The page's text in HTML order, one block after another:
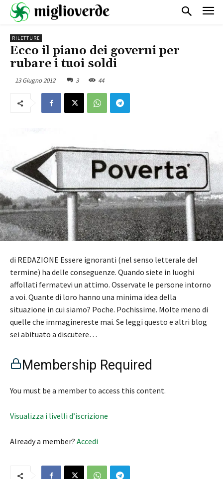
RILETTURE
Ecco il piano dei governi per
rubare i tuoi soldi
13 Giugno 2012 3 44
di REDAZIONE Essere ignoranti (nel senso letterale del
termine) ha delle conseguenze. Quando siete in luoghi
affollati fermatevi un attimo. Osservate le persone intorno
a voi. Quante di loro hanno una minima idea della
situazione in cui siamo? Poche. Pochissime. Molte meno di
quelle che immaginereste mai. Se leggi questo e altri blog
sei abituato a discutere…
Membership Required
You must be a member to access this content.
Visualizza i livelli d’iscrizione
Already a member? Accedi